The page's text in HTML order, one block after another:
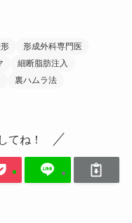
形成外科専門医
細断脂肪注入
裏ハムラ法
てね！